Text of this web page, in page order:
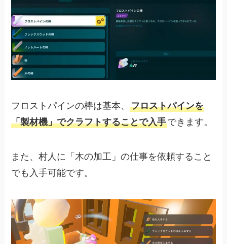
フロストパインの棒は基本、フロストパインを
「製材機」でクラフトすることで入手できます。
また、村人に「木の加工」の仕事を依頼すること
でも入手可能です。